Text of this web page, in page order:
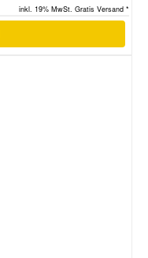
inkl. 19% MwSt. Gratis Versand *